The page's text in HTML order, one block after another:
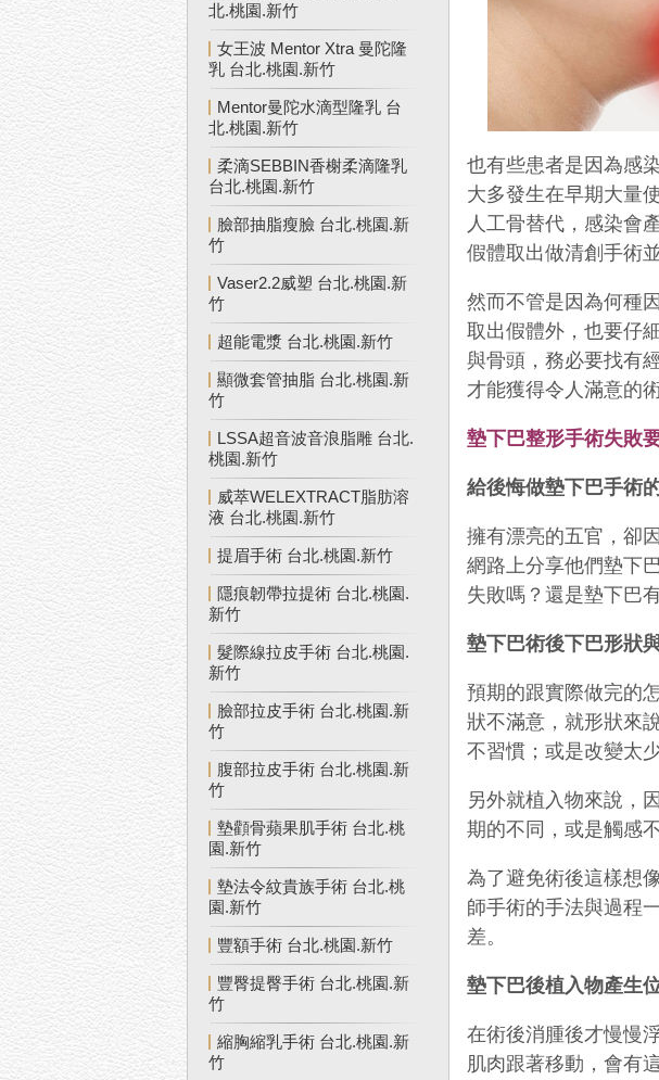
北.桃園.新竹
女王波 Mentor Xtra 曼陀隆
乳 台北.桃園.新竹
Mentor曼陀水滴型隆乳 台
北.桃園.新竹
柔滴SEBBIN香榭柔滴隆乳
台北.桃園.新竹
臉部抽脂瘦臉 台北.桃園.新
竹
Vaser2.2威塑 台北.桃園.新
竹
超能電漿 台北.桃園.新竹
顯微套管抽脂 台北.桃園.新
竹
LSSA超音波音浪脂雕 台北.
桃園.新竹
威萃WELEXTRACT脂肪溶
液 台北.桃園.新竹
提眉手術 台北.桃園.新竹
隱痕韌帶拉提術 台北.桃園.
新竹
髮際線拉皮手術 台北.桃園.
新竹
臉部拉皮手術 台北.桃園.新
竹
腹部拉皮手術 台北.桃園.新
竹
墊顴骨蘋果肌手術 台北.桃
園.新竹
墊法令紋貴族手術 台北.桃
園.新竹
豐額手術 台北.桃園.新竹
豐臀提臀手術 台北.桃園.新
竹
縮胸縮乳手術 台北.桃園.新
竹
也有些患者是因為感
大多發生在早期大量
人工骨替代， 感染會
假體取出做清創手術
然而不管是因為何種
取出假體外，也要仔
與骨頭，務必要找有
才能獲得令人滿意的
墊下巴整形手術失敗
給後悔做墊下巴手術
擁有漂亮的五官，卻
網路上分享他們墊下
失敗嗎？還是墊下巴
墊下巴術後下巴形狀
預期的跟實際做完的
狀不滿意，就形狀來
不習慣；或是改變太
另外就植入物來說，
期的不同，或是觸感
為了避免術後這樣想
師手術的手法與過程
差。
墊下巴後植入物產生
在術後消腫後才慢慢
肌肉跟著移動，會有